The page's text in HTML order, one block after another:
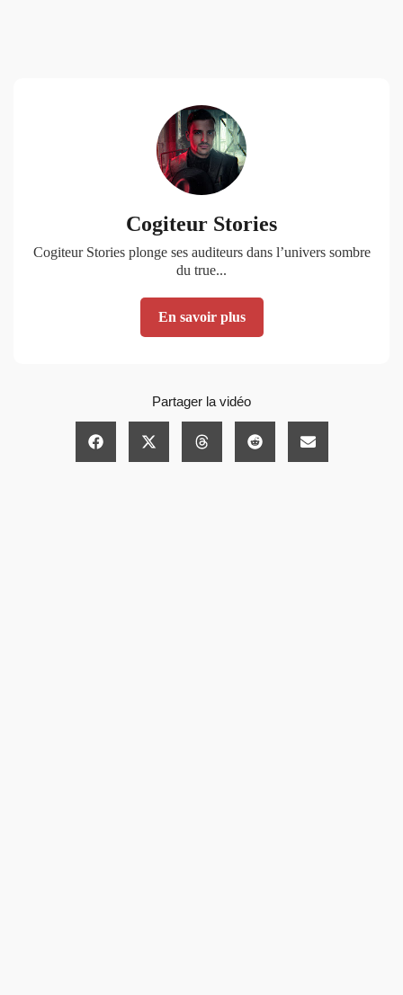
Cogiteur Stories
Cogiteur Stories plonge ses auditeurs dans l’univers sombre
du true...
En savoir plus
Partager la vidéo